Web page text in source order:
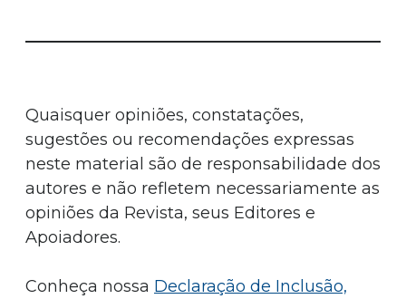
Quaisquer opiniões, constatações,
sugestões ou recomendações expressas
neste material são de responsabilidade dos
autores e não refletem necessariamente as
opiniões da Revista, seus Editores e
Apoiadores.
Conheça nossa Declaração de Inclusão,